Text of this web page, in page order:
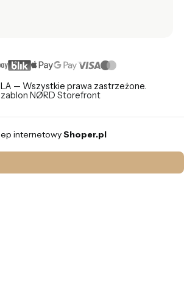
— Wszystkie prawa zastrzeżone.
NØRD Storefront
internetowyShoper.pl